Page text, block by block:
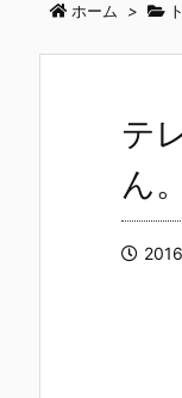
ホーム >
テ
ん